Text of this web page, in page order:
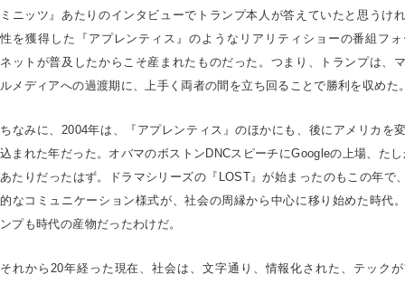
ミニッツ』あたりのインタビューでトランプ本人が答えていたと思うけ
性を獲得した『アプレンティス』のようなリアリティショーの番組フ
ネットが普及したからこそ産まれたものだった。つまり、トランプは、
ルメディアへの過渡期に、上手く両者の間を立ち回ることで勝利を収めた
ちなみに、2004年は、『アプレンティス』のほかにも、後にアメリカを
込まれた年だった。オバマのボストンDNCスピーチにGoogleの上場、た
あたりだったはず。ドラマシリーズの『LOST』が始まったのもこの年で
的なコミュニケーション様式が、社会の周縁から中心に移り始めた時代
ンプも時代の産物だったわけだ。
それから20年経った現在、社会は、文字通り、情報化された、テック